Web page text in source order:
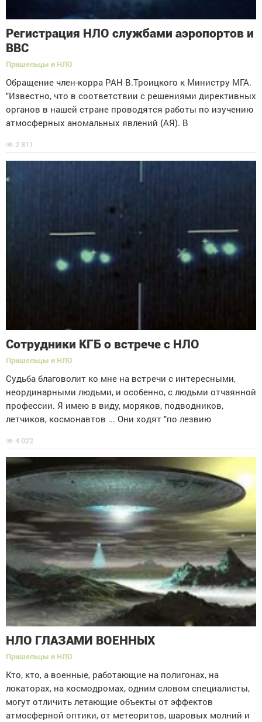
Регистрация НЛО службами аэропортов и
ВВС
Пришельцы и НЛО
Обращение член-корра РАН В.Троицкого к Министру МГА.
"Известно, что в соответствии с решениями директивных
органов в нашей стране проводятся работы по изучению
атмосферных аномальных явлений (АЯ). В
2 811
Сотрудники КГБ о встрече с НЛО
Пришельцы и НЛО
Судьба благоволит ко мне на встречи с интересными,
неординарными людьми, и особенно, с людьми отчаянной
профессии. Я имею в виду, моряков, подводников,
летчиков, космонавтов ... Они ходят "по лезвию
4 022
НЛО ГЛАЗАМИ ВОЕННЫХ
Пришельцы и НЛО
Кто, кто, а военные, работающие на полигонах, на
локаторах, на космодромах, одним словом специалисты,
могут отличить летающие объекты от эффектов
атмосферной оптики, от метеоритов, шаровых молний и